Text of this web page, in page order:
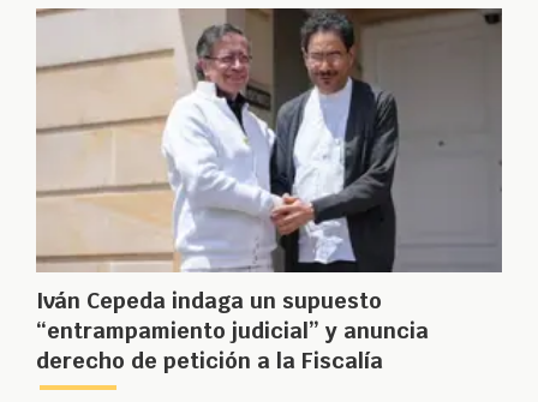
Iván Cepeda indaga un supuesto
“entrampamiento judicial” y anuncia
derecho de petición a la Fiscalía